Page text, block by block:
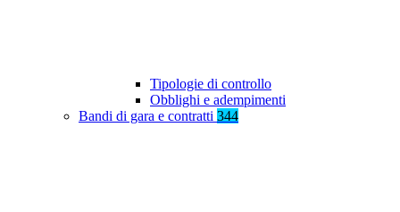
Tipologie di controllo
Obblighi e adempimenti
Bandi di gara e contratti 344